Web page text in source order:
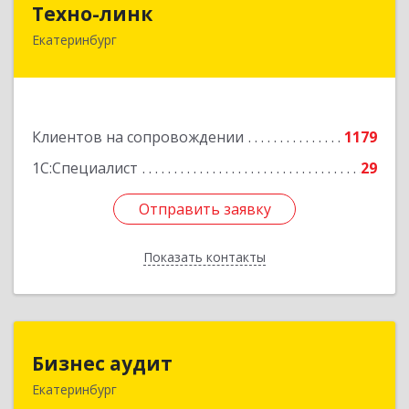
Техно-линк
Екатеринбург
Клиентов на сопровождении
1179
1С:Специалист
29
Отправить заявку
Показать контакты
620000, Свердловская обл, Екатеринбург г,
Отправить заявку
Назад
Бизнес аудит
Екатеринбург
620062, Свердловская обл, Екатеринбург г,